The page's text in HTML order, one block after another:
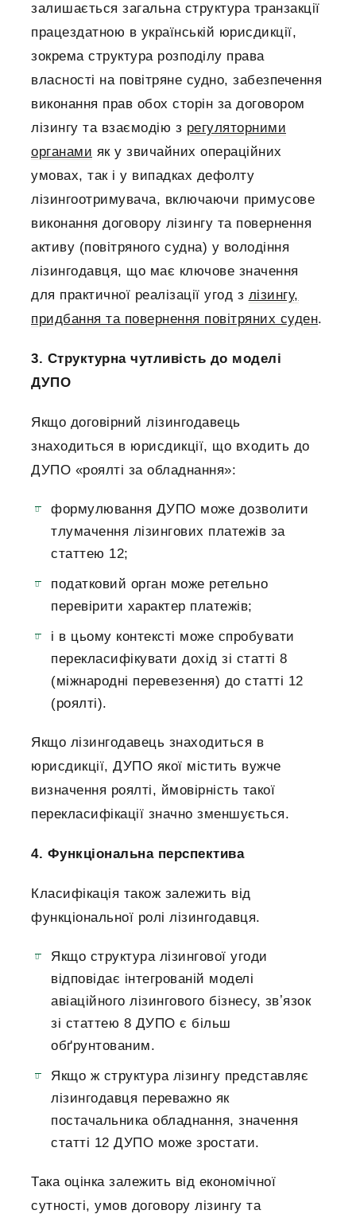
залишається загальна структура транзакції
працездатною в українській юрисдикції,
зокрема структура розподілу права
власності на повітряне судно, забезпечення
виконання прав обох сторін за договором
лізингу та взаємодію з регуляторними
органами як у звичайних операційних
умовах, так і у випадках дефолту
лізингоотримувача, включаючи примусове
виконання договору лізингу та повернення
активу (повітряного судна) у володіння
лізингодавця, що має ключове значення
для практичної реалізації угод з лізингу,
придбання та повернення повітряних суден.
3. Структурна чутливість до моделі
ДУПО
Якщо договірний лізингодавець
знаходиться в юрисдикції, що входить до
ДУПО «роялті за обладнання»:
формулювання ДУПО може дозволити
тлумачення лізингових платежів за
статтею 12;
податковий орган може ретельно
перевірити характер платежів;
і в цьому контексті може спробувати
перекласифікувати дохід зі статті 8
(міжнародні перевезення) до статті 12
(роялті).
Якщо лізингодавець знаходиться в
юрисдикції, ДУПО якої містить вужче
визначення роялті, ймовірність такої
перекласифікації значно зменшується.
4. Функціональна перспектива
Класифікація також залежить від
функціональної ролі лізингодавця.
Якщо структура лізингової угоди
відповідає інтегрованій моделі
авіаційного лізингового бізнесу, звʼязок
зі статтею 8 ДУПО є більш
обґрунтованим.
Якщо ж структура лізингу представляє
лізингодавця переважно як
постачальника обладнання, значення
статті 12 ДУПО може зростати.
Така оцінка залежить від економічної
сутності, умов договору лізингу та